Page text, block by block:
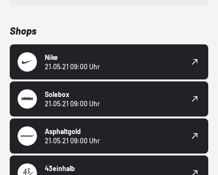
Shops
Nike
21.05.21 09:00 Uhr
Solebox
21.05.21 09:00 Uhr
Asphaltgold
21.05.21 09:00 Uhr
43einhalb